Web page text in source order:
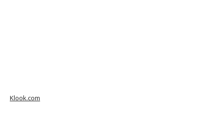
Klook.com